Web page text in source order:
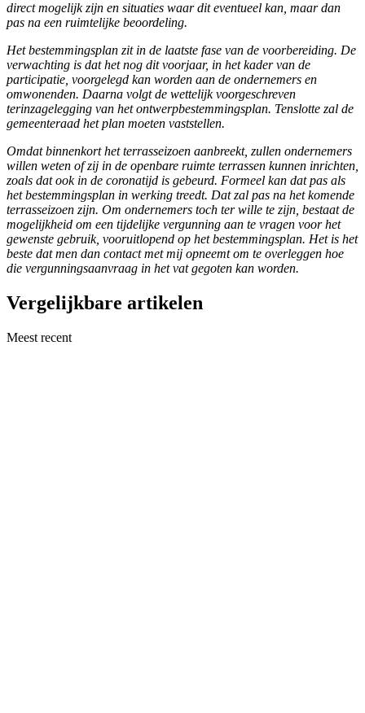
direct mogelijk zijn en situaties waar dit eventueel kan, maar dan
pas na een ruimtelijke beoordeling.
Het bestemmingsplan zit in de laatste fase van de voorbereiding. De
verwachting is dat het nog dit voorjaar, in het kader van de
participatie, voorgelegd kan worden aan de ondernemers en
omwonenden. Daarna volgt de wettelijk voorgeschreven
terinzagelegging van het ontwerpbestemmingsplan. Tenslotte zal de
gemeenteraad het plan moeten vaststellen.
Omdat binnenkort het terrasseizoen aanbreekt, zullen ondernemers
willen weten of zij in de openbare ruimte terrassen kunnen inrichten,
zoals dat ook in de coronatijd is gebeurd. Formeel kan dat pas als
het bestemmingsplan in werking treedt. Dat zal pas na het komende
terrasseizoen zijn. Om ondernemers toch ter wille te zijn, bestaat de
mogelijkheid om een tijdelijke vergunning aan te vragen voor het
gewenste gebruik, vooruitlopend op het bestemmingsplan. Het is het
beste dat men dan contact met mij opneemt om te overleggen hoe
die vergunningsaanvraag in het vat gegoten kan worden.
Vergelijkbare artikelen
Meest recent